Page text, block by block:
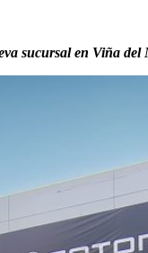
sucursal en Viña del